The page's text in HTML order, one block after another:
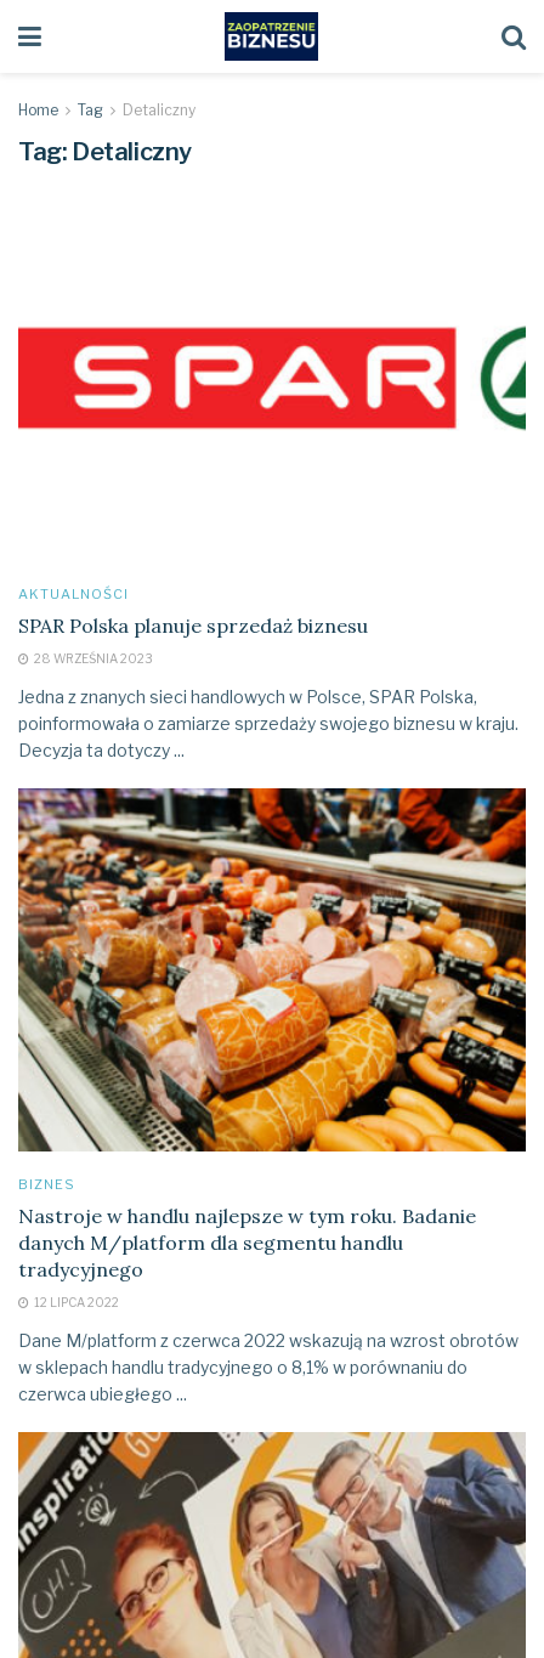
Home Tag Detaliczny
Tag: Detaliczny
AKTUALNOŚCI
SPAR Polska planuje sprzedaż biznesu
28 WRZEŚNIA 2023
Jedna z znanych sieci handlowych w Polsce, SPAR Polska,
poinformowała o zamiarze sprzedaży swojego biznesu w kraju.
Decyzja ta dotyczy ...
BIZNES
Nastroje w handlu najlepsze w tym roku. Badanie
danych M/platform dla segmentu handlu
tradycyjnego
12 LIPCA 2022
Dane M/platform z czerwca 2022 wskazują na wzrost obrotów
w sklepach handlu tradycyjnego o 8,1% w porównaniu do
czerwca ubiegłego ...